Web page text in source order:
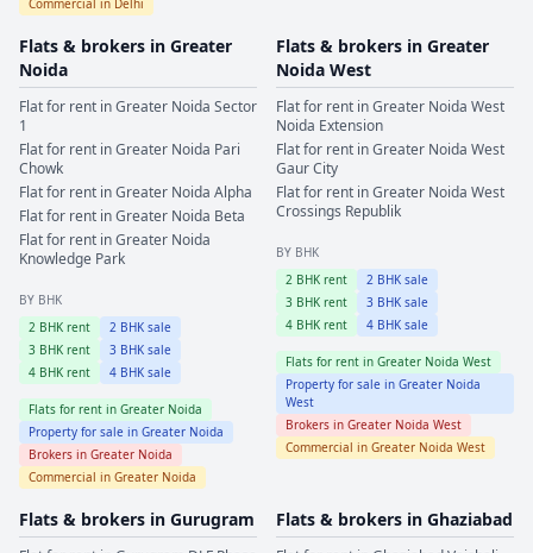
Flats & brokers in Greater
Noida
Flat for rent inGreater Noida Sector
1
Flat for rent inGreater Noida Pari
Chowk
Flat for rent inGreater Noida Alpha
Flat for rent inGreater Noida Beta
Flat for rent inGreater Noida
Knowledge Park
BY BHK
2 BHK rent 2 BHK sale
3 BHK rent 3 BHK sale
4 BHK rent 4 BHK sale
Flats for rent in Greater Noida
Property for sale in Greater Noida
Brokers in Greater Noida
Commercial in Greater Noida
Flats & brokers in Greater
Noida West
Flat for rent inGreater Noida West
Noida Extension
Flat for rent inGreater Noida West
Gaur City
Flat for rent inGreater Noida West
Crossings Republik
BY BHK
2 BHK rent 2 BHK sale
3 BHK rent 3 BHK sale
4 BHK rent 4 BHK sale
Flats for rent in Greater Noida West
Property for sale in Greater Noida
West
Brokers in Greater Noida West
Commercial in Greater Noida West
Flats & brokers in Gurugram Flats & brokers in Ghaziabad